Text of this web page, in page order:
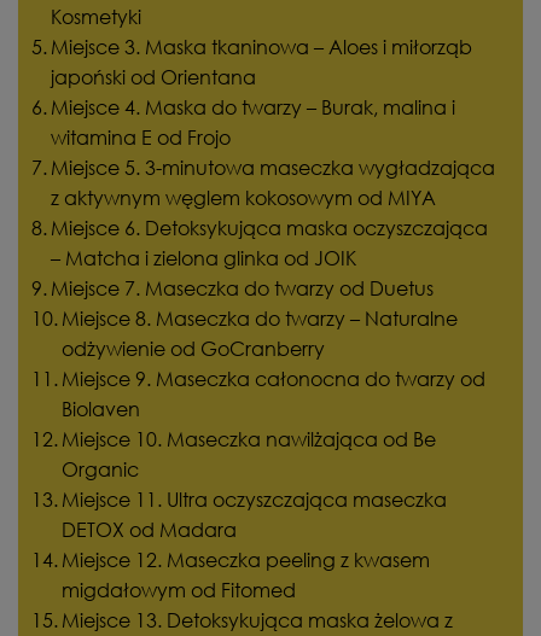
Kosmetyki
Miejsce 3. Maska tkaninowa – Aloes i miłorząb
japoński od Orientana
Miejsce 4. Maska do twarzy – Burak, malina i
witamina E od Frojo
Miejsce 5. 3-minutowa maseczka wygładzająca
z aktywnym węglem kokosowym od MIYA
Miejsce 6. Detoksykująca maska oczyszczająca
– Matcha i zielona glinka od JOIK
Miejsce 7. Maseczka do twarzy od Duetus
Miejsce 8. Maseczka do twarzy – Naturalne
odżywienie od GoCranberry
Miejsce 9. Maseczka całonocna do twarzy od
Biolaven
Miejsce 10. Maseczka nawilżająca od Be
Organic
Miejsce 11. Ultra oczyszczająca maseczka
DETOX od Madara
Miejsce 12. Maseczka peeling z kwasem
migdałowym od Fitomed
Miejsce 13. Detoksykująca maska żelowa z